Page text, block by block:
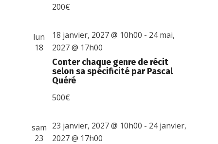
200€
lun
18
Conter chaque genre de récit
selon sa spécificité par Pascal
Quéré
18 janvier, 2027 @ 10h00 - 24 mai,
2027 @ 17h00
500€
sam
23
23 janvier, 2027 @ 10h00 - 24 janvier,
2027 @ 17h00